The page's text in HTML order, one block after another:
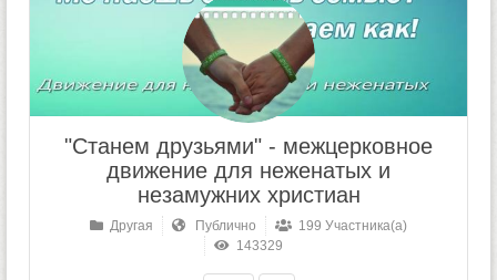
"Станем друзьями" - межцерковное
движение для неженатых и
незамужних христиан
Другая Публично
199 Участника(а)
143329